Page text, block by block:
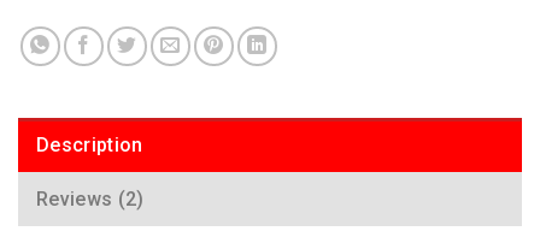
Description
Reviews (2)